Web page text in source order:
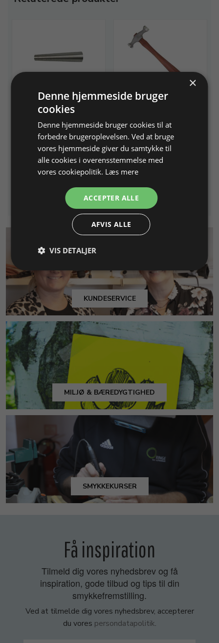
Armrigle, rund
metal mellem, 40-70 mm
Varenr. 214875 På lager
1.119,00 DKK
Læg i kurv
Fretz planérhammer med
155 g, hoved Ø 19,5 mm,
skaft 230 mm
Varenr. 213838
795,00 DKK
Info
KUNDESERVICE
MILJØ & BÆREDYGTIGHED
SMYKKEKURSER
Få inspiration
Tilmeld dig vores nyhedsbrev og få
inspiration, gode tilbud og tips til din
smykkefremstilling.
Ved at tilmelde dig vores nyhedsbrev, accepterer
du vores persondatapolitik.
×
Denne hjemmeside bruger
cookies
Denne hjemmeside bruger cookies til at
forbedre brugeroplevelsen. Ved at bruge
vores hjemmeside giver du samtykke til
alle cookies i overensstemmelse med
vores cookiepolitik. Læs mere
ACCEPTER ALLE
AFVIS ALLE
VIS DETALJER